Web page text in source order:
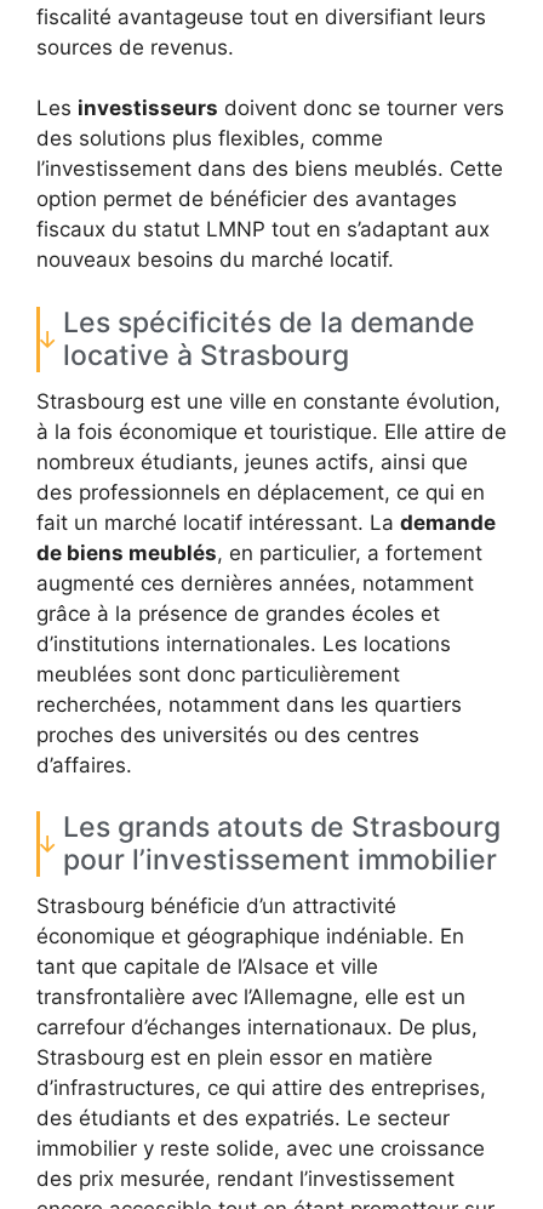
fiscalité avantageuse tout en diversifiant leurs
sources de revenus.
Les investisseurs doivent donc se tourner vers
des solutions plus flexibles, comme
l’investissement dans des biens meublés. Cette
option permet de bénéficier des avantages
fiscaux du statut LMNP tout en s’adaptant aux
nouveaux besoins du marché locatif.
Les spécificités de la demande
locative à Strasbourg
Strasbourg est une ville en constante évolution,
à la fois économique et touristique. Elle attire de
nombreux étudiants, jeunes actifs, ainsi que
des professionnels en déplacement, ce qui en
fait un marché locatif intéressant. La demande
de biens meublés, en particulier, a fortement
augmenté ces dernières années, notamment
grâce à la présence de grandes écoles et
d’institutions internationales. Les locations
meublées sont donc particulièrement
recherchées, notamment dans les quartiers
proches des universités ou des centres
d’affaires.
Les grands atouts de Strasbourg
pour l’investissement immobilier
Strasbourg bénéficie d’un attractivité
économique et géographique indéniable. En
tant que capitale de l’Alsace et ville
transfrontalière avec l’Allemagne, elle est un
carrefour d’échanges internationaux. De plus,
Strasbourg est en plein essor en matière
d’infrastructures, ce qui attire des entreprises,
des étudiants et des expatriés. Le secteur
immobilier y reste solide, avec une croissance
des prix mesurée, rendant l’investissement